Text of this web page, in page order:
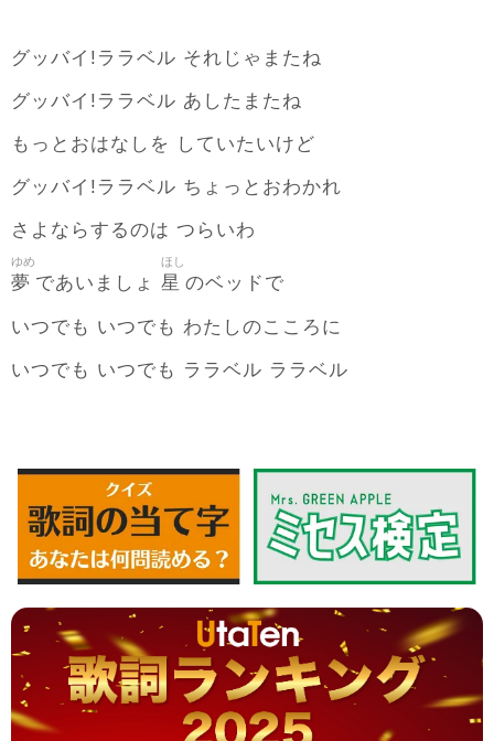
グッバイ!ララベル それじゃまたね
グッバイ!ララベル あしたまたね
もっとおはなしを していたいけど
グッバイ!ララベル ちょっとおわかれ
さよならするのは つらいわ
夢
ゆめ
であいましょ 星
ほし
のベッドで
いつでも いつでも わたしのこころに
いつでも いつでも ララベル ララベル